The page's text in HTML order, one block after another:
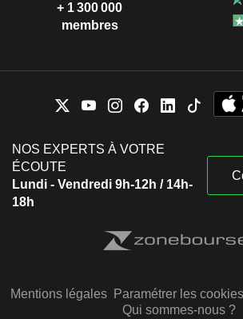
+ 1 300 000
membres
NOS EXPERTS À VOTRE
ÉCOUTE
Lundi - Vendredi 9h-12h / 14h-
18h
Mentions légales Paramétrer les cookies
Qui sommes-nous ?